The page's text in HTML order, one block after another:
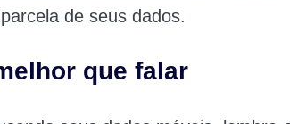
de seus dados.
que falar